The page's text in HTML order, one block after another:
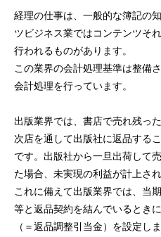
経理の仕事は、一般的な簿記の
ツビジネス業ではコンテンツそ
行われるものがあります。
この業界の会計処理基準は整備
会計処理を行っています。
出版業界では、書店で売れ残っ
次店を通して出版社に返品する
です。出版社から一旦出荷して
た場合、未実現の利益が計上さ
これに備えて出版業界では、当
等と返品契約を結んでいるとき
（＝返品調整引当金）を設定しま